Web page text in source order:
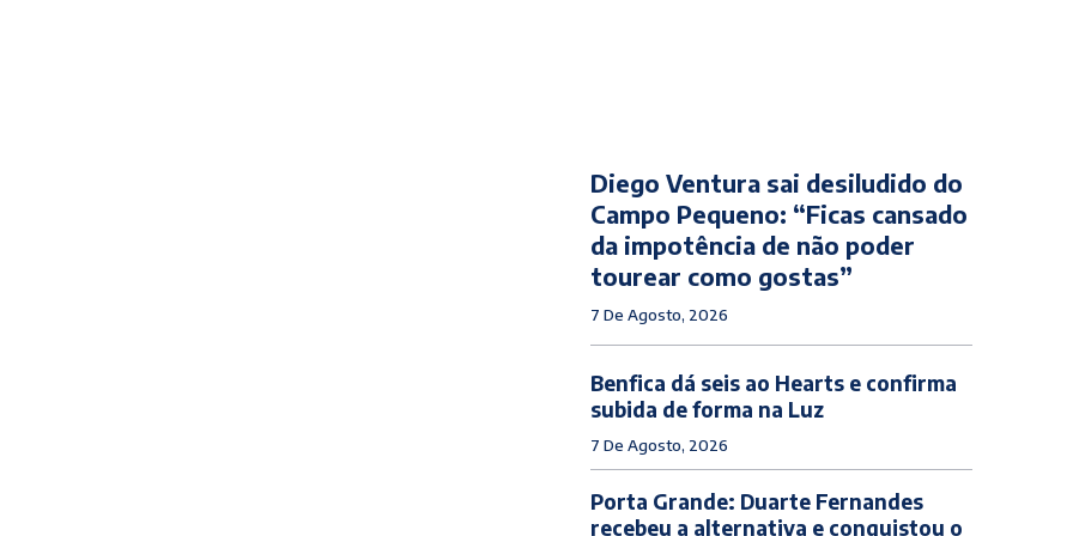
Diego Ventura sai desiludido do
Campo Pequeno: “Ficas cansado
da impotência de não poder
tourear como gostas”
7 De Agosto, 2026
Benfica dá seis ao Hearts e confirma
subida de forma na Luz
7 De Agosto, 2026
Porta Grande: Duarte Fernandes
recebeu a alternativa e conquistou o